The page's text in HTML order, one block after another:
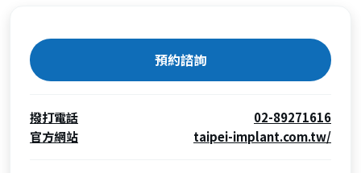
預約諮詢
撥打電話
02-89271616
官方網站
taipei-implant.com.tw/